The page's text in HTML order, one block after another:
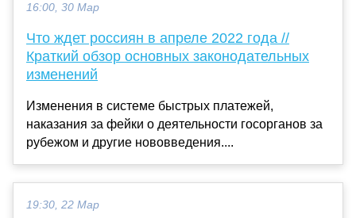
16:00, 30 Мар
Что ждет россиян в апреле 2022 года //
Краткий обзор основных законодательных
изменений
Изменения в системе быстрых платежей,
наказания за фейки о деятельности госорганов за
рубежом и другие нововведения....
19:30, 22 Мар